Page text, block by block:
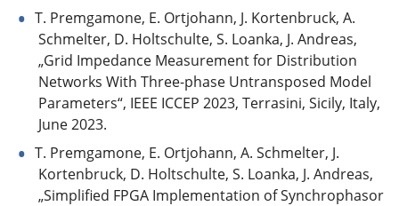
T. Premgamone, E. Ortjohann, J. Kortenbruck, A.
Schmelter, D. Holtschulte, S. Loanka, J. Andreas,
„Grid Impedance Measurement for Distribution
Networks With Three-phase Untransposed Model
Parameters“, IEEE ICCEP 2023, Terrasini, Sicily, Italy,
June 2023.
T. Premgamone, E. Ortjohann, A. Schmelter, J.
Kortenbruck, D. Holtschulte, S. Loanka, J. Andreas,
„Simplified FPGA Implementation of Synchrophasor